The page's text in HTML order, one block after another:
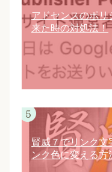
アドセンスのポリ
来た時の対処法！
賢威７でリンク文
ンク色に変える方